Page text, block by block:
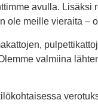
avulla.
meille vieraita –
valmiina